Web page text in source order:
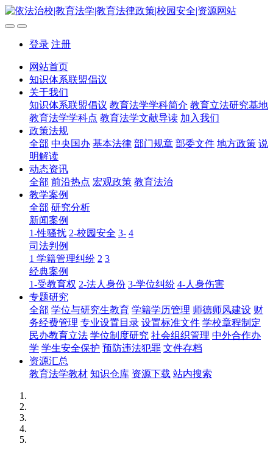
登录 注册
网站首页
知识体系联盟倡议
关于我们
知识体系联盟倡议 教育法学学科简介 教育立法研究基地
教育法学学科点 教育法学文献导读 加入我们
政策法规
全部 中央国办 基本法律 部门规章 部委文件 地方政策 说
明解读
动态资讯
全部 前沿热点 宏观政策 教育法治
教学案例
全部 研究分析
新闻案例
1-性骚扰 2-校园安全 3- 4
司法判例
1 学籍管理纠纷 2 3
经典案例
1-受教育权 2-法人身份 3-学位纠纷 4-人身伤害
专题研究
全部 学位与研究生教育 学籍学历管理 师德师风建设 财
务经费管理 专业设置目录 设置标准文件 学校章程制定
民办教育立法 学位制度研究 社会组织管理 中外合作办
学 学生安全保护 预防违法犯罪 文件存档
资源汇总
教育法学教材 知识仓库 资源下载 站内搜索